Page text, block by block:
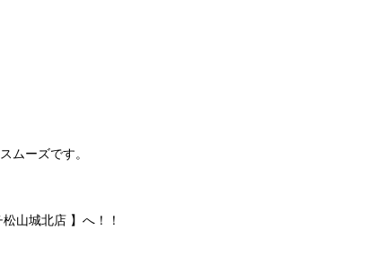
ムーズです。
山城北店 】へ！！